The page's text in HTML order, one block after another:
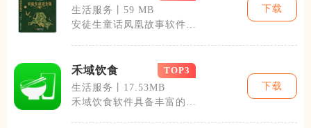
故事
生活服务丨59 MB
安徒生童话凤凰故事软件通
下载
禾域饮食
TOP3
生活服务丨17.53MB
禾域饮食软件具备丰富的功
下载